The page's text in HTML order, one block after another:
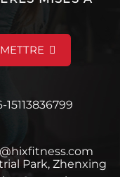
15113836799
Park, Zhenxing